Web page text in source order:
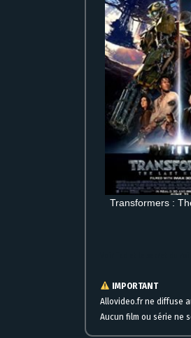
Transformers :
IMPORTANT
Allovideo.fr ne diffuse
Aucun film ou série ne